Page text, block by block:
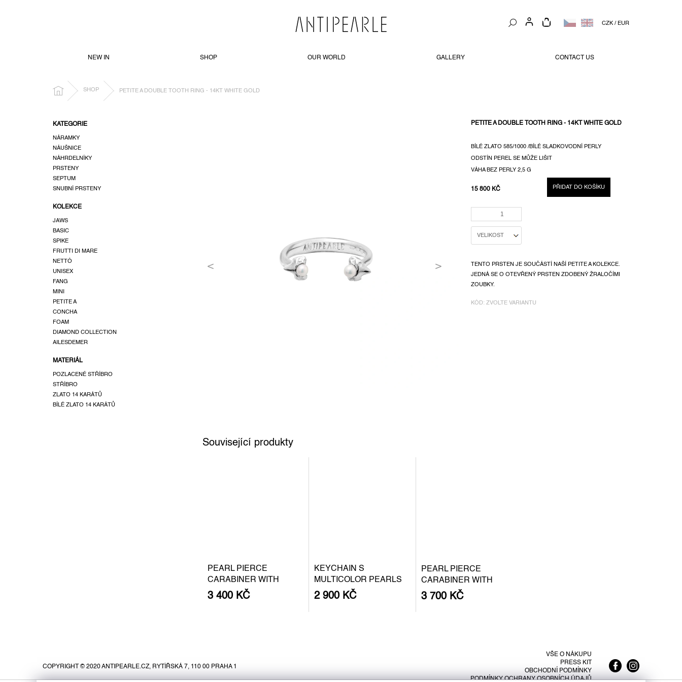
CZK / EUR
NÁKUPNÍ
NEW IN SHOP OUR WORLD GALLERY CONTACT US
DOMŮ SHOP PETITE A DOUBLE TOOTH RING - 14KT WHITE GOLD
KATEGORIE
NÁRAMKY
NÁUŠNICE
NÁHRDELNÍKY
PRSTENY
SEPTUM
SNUBNÍ PRSTENY
KOLEKCE
JAWS
BASIC
SPIKE
FRUTTI DI MARE
NETTÓ
UNISEX
FANG
MINI
PETITE A
CONCHA
FOAM
DIAMOND COLLECTION
AILESDEMER
MATERIÁL
POZLACENÉ STŘÍBRO
STŘÍBRO
ZLATO 14 KARÁTŮ
BÍLÉ ZLATO 14 KARÁTŮ
PETITE A DOUBLE TOOTH RING - 14KT WHITE GOLD
15 800 KČ PŘIDAT DO KOŠÍKU
BÍLÉ ZLATO 585/1000 /BÍLÉ SLADKOVODNÍ PERLY
ODSTÍN PEREL SE MŮŽE LIŠIT
VÁHA BEZ PERLY 2,5 G
TENTO PRSTEN JE SOUČÁSTÍ NAŠÍ PETITE A KOLEKCE.
JEDNÁ SE O OTEVŘENÝ PRSTEN ZDOBENÝ ŽRALOČÍMI
ZOUBKY.
KÓD: ZVOLTE VARIANTU
Související produkty
PEARL PIERCE
CARABINER WITH
BAROQUE PEARL S -
3 400 KČ
KEYCHAIN S
MULTICOLOR PEARLS
2 900 KČ
PEARL PIERCE
CARABINER WITH
BAROQUE PEARL S -
3 700 KČ
COPYRIGHT © 2020 ANTIPEARLE.CZ, RYTÍŘSKÁ 7, 110 00 PRAHA 1
VŠE O NÁKUPU
PRESS KIT
OBCHODNÍ PODMÍNKY
PODMÍNKY OCHRANY OSOBNÍCH ÚDAJŮ